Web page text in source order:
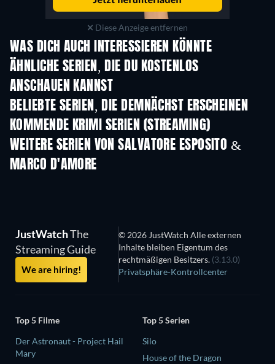
Diese Anzeige entfernen
WAS DICH AUCH INTERESSIEREN KÖNNTE
Serie Serie
ÄHNLICHE SERIEN, DIE DU KOSTENLOS
ANSCHAUEN KANNST
Serie
BELIEBTE SERIEN, DIE DEMNÄCHST ERSCHEINEN
Serie Serie
KOMMENDE KRIMI SERIEN (STREAMING)
Staffel 6 Staffel 2
WEITERE SERIEN VON SALVATORE ESPOSITO &
MARCO D'AMORE
Serie
JustWatchThe
Streaming Guide
We are hiring!
© 2026 JustWatch Alle externen
Inhalte bleiben Eigentum des
rechtmäßigen Besitzers. (3.13.0)
Privatsphäre-Kontrollcenter
Top 5 Filme
Der Astronaut - Project Hail
Mary
Top 5 Serien
Silo
House of the Dragon